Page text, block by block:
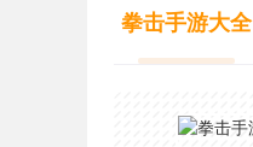
拳击手游大全